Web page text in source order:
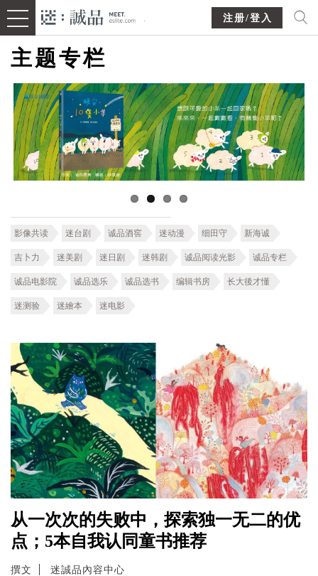
注册/登入
主题专栏
影像共读 迷台剧 诚品酒窖 迷动漫 细田守 新海诚
吉卜力 迷美剧 迷日剧 迷韩剧 诚品阅读光影 诚品专栏
诚品电影院 诚品选乐 诚品选书 编辑书房 长大後才懂
迷测验 迷繪本 迷电影
从一次次的失败中，探索独一无二的优
点；5本自我认同童书推荐
撰文 迷誠品內容中心